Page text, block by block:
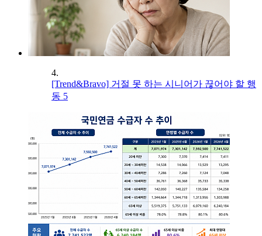
4.
[Trend&Bravo] 거절 못 하는 시니어가 끊어야 할 행
동 5